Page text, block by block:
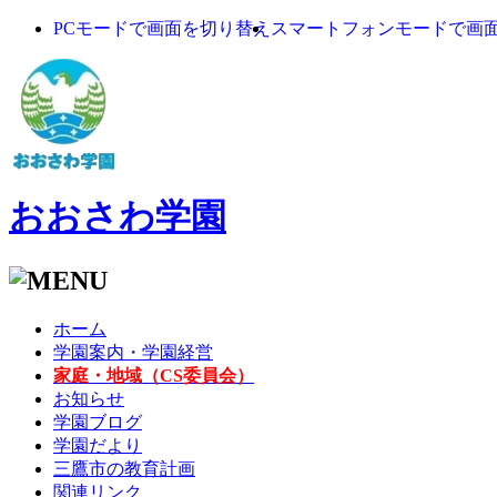
PCモードで画面を切り替え スマートフォンモードで画
おおさわ学園
ホーム
学園案内・学園経営
家庭・地域（CS委員会）
お知らせ
学園ブログ
学園だより
三鷹市の教育計画
関連リンク